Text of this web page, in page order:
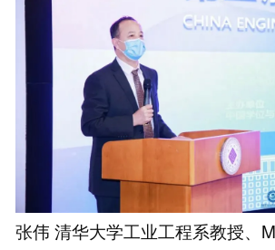
张伟 清华大学工业工程系教授、